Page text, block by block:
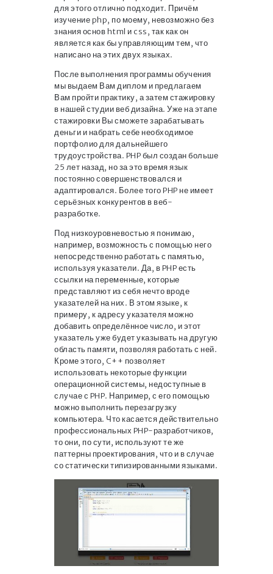
для этого отлично подходит. Причём
изучение php, по моему, невозможно без
знания основ html и css, так как он
является как бы управляющим тем, что
написано на этих двух языках.
После выполнения программы обучения
мы выдаем Вам диплом и предлагаем
Вам пройти практику, а затем стажировку
в нашей студии веб дизайна. Уже на этапе
стажировки Вы сможете зарабатывать
деньги и набрать себе необходимое
портфолио для дальнейшего
трудоустройства. PHP был создан больше
25 лет назад, но за это время язык
постоянно совершенствовался и
адаптировался. Более того PHP не имеет
серьёзных конкурентов в веб-
разработке.
Под низкоуровневостью я понимаю,
например, возможность с помощью него
непосредственно работать с памятью,
используя указатели. Да, в PHP есть
ссылки на переменные, которые
представляют из себя нечто вроде
указателей на них. В этом языке, к
примеру, к адресу указателя можно
добавить определённое число, и этот
указатель уже будет указывать на другую
область памяти, позволяя работать с ней.
Кроме этого, C++ позволяет
использовать некоторые функции
операционной системы, недоступные в
случае с PHP. Например, с его помощью
можно выполнить перезагрузку
компьютера. Что касается действительно
профессиональных PHP-разработчиков,
то они, по сути, используют те же
паттерны проектирования, что и в случае
со статически типизированными языками.